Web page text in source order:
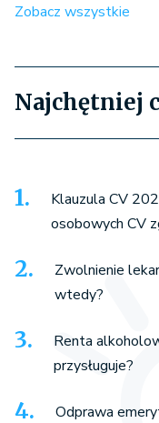
Zobacz wszystkie
Najchętniej
Klauzula CV
osobowych CV
Zwolnienie
wtedy?
Renta
przysługuje?
Odprawa